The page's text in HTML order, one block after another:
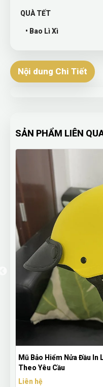
QUÀ TẾT
• Bao Lì Xì
Nội dung Chi Tiết
SẢN PHẨM LIÊN
Mũ Bảo Hiểm Nửa Đầu
Theo Yêu Cầu
Liên hệ